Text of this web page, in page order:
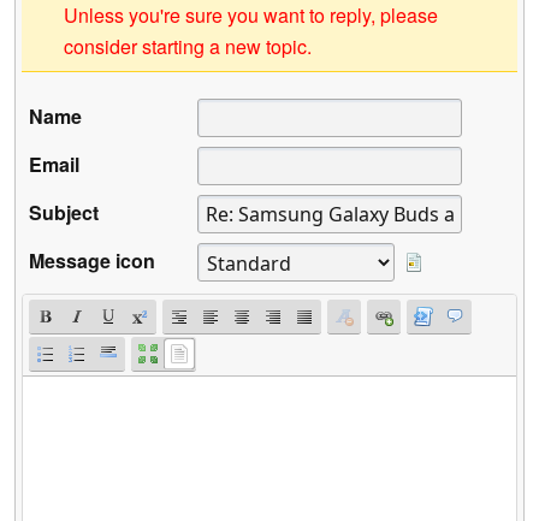
Unless you're sure you want to reply, please
consider starting a new topic.
Name
Email
Subject
Message icon